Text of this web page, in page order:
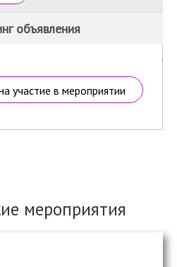
объявления
участие в мероприятии
мероприятия